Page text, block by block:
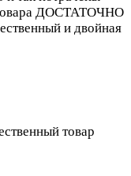
товара ДОСТАТОЧНО
и двойная
товар